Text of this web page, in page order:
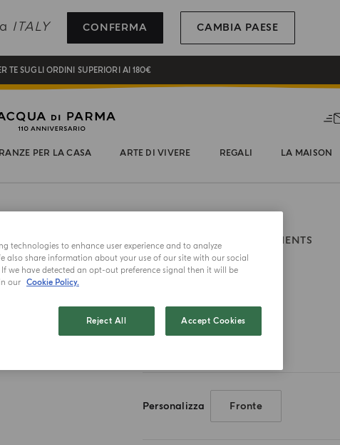
ITALY CONFERMA CAMBIA PAESE
SPECIALE CON IL TUO PRIMO ACQUISTO
TE SUGLI ORDINI SUPERIORI AI 180€
BERGAMOTTO LA SPUGNATURA
PER LA CASA ARTE DI VIVERE REGALI LA MAISON
CANDELA ITALIAN MOMENTS
Oh L'amore
Scegli il formato
200g
Personalizza Fronte
technologies to enhance user experience and to analyze
also share information about your use of our site with our social
we have detected an opt-out preference signal then it will be
our Cookie Policy.
Reject All Accept Cookies